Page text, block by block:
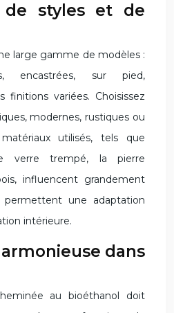
de styles et de
large gamme de modèles :
encastrées, sur pied,
finitions variées. Choisissez
modernes, rustiques ou
utilisés, tels que
verre trempé, la pierre
influencent grandement
permettent une adaptation
intérieure.
dans
au bioéthanol doit